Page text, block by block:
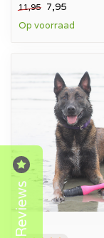
11,95 7,95
Op voorraad
Reviews